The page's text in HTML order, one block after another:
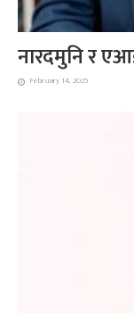
नारदमुनि र
February 14, 2025